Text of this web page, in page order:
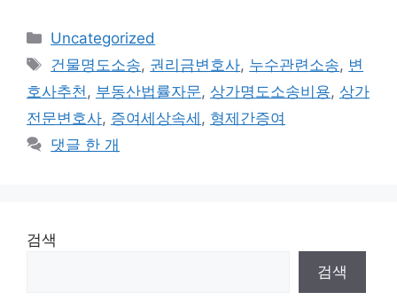
카
테
리
Uncategorized
태
그
건물명도소송, 권리금변호사, 누수관련소송, 변
호사추천 , 부동산법률자문, 상가명도소송비용, 상가
전문변호사, 증여세상속세 , 형제간증여
댓글 한 개
검색
검색